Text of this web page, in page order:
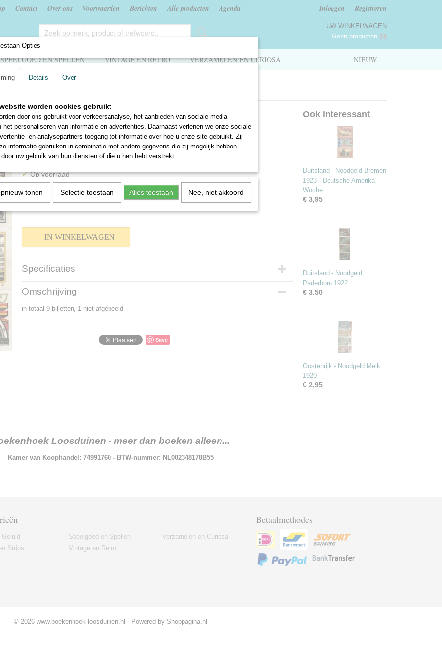
Contact Over ons Voorwaarden Berichten Alle producten Agenda Inloggen Registreren
UW WINKELWAGEN
Geen producten (0)
NIEUW
SPEELGOED EN SPELLEN VINTAGE EN RETRO VERZAMELEN EN CURIOSA
Biljetten>Duitsland - Noodgeld Schoppenstedt 1921
Duitsland - Noodgeld
Schoppenstedt 1921
€ 7,95
✓Op voorraad
Aantal
IN WINKELWAGEN
Specificaties
Productcode
Bruto gewicht
Omschrijving
in totaal 9 biljetten, 1 niet afgebeeld
Save
Ook interessant
Duitsland - Noodgeld Bremen
1923 - Deutsche Amerika-
Woche
€ 3,95
Duitsland - Noodgeld
Paderborn 1922
€ 3,50
Oostenrijk - Noodgeld Melk
1920
€ 2,95
Loosduinen - meer dan boeken alleen...
Kamer van Koophandel: 74991760 - BTW-nummer: NL002348178B55
Strips
Speelgoed en Spellen
Vintage en Retro
Verzamelen en Curiosa
Betaalmethodes
© 2026 www.boekenhoek-loosduinen.nl - Powered by Shoppagina.nl
Opties
Details Over
worden cookies gebruikt
door ons gebruikt voor verkeersanalyse, het aanbieden van sociale media-
het personaliseren van informatie en advertenties. Daarnaast verlenen we onze sociale
en analysepartners toegang tot informatie over hoe u onze site gebruikt. Zij
informatie gebruiken in combinatie met andere gegevens die zij mogelijk hebben
uw gebruik van hun diensten of die u hen hebt verstrekt.
tonen Selectie toestaan Alles toestaan Nee, niet akkoord